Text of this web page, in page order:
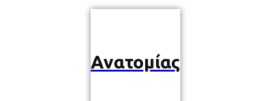
Ανατομίας